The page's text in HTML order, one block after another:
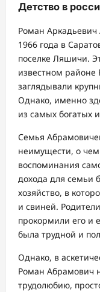
Детство в
Роман Аркадьевич
1966 года в
поселке Ляшичи.
известном районе
заглядывали
Однако, именно
из самых богатых
Семья
неимущести, о чем
воспоминания
дохода для семьи
хозяйство, в
и свиней.
прокормили его и
была трудной и
Однако, в
Роман Абрамович
трудолюбию,